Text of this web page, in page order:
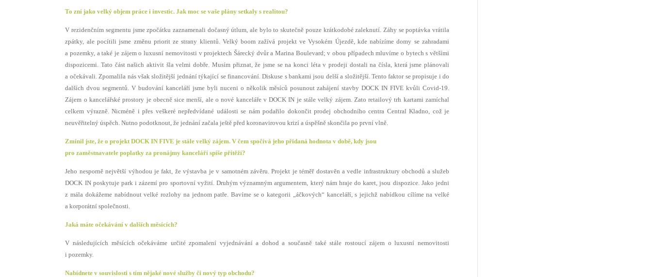
To zní jako velký objem práce i investic. Jak moc se vaše plány setkaly s realitou?
V rezidenčním segmentu jsme zpočátku zaznamenali dočasný útlum, ale bylo to skutečně pouze krátkodobé zaleknutí. Záhy se poptávka vrátila
zpátky, ale pocítili jsme změnu priorit ze strany klientů. Velký boom zažívá projekt ve Vysokém Újezdě, kde nabízíme domy se zahradami
a pozemky, a také je zájem o luxusní nemovitosti v projektech Šárecký dvůr a Marina Boulevard; v obou případech mluvíme o bytech s většími
dispozicemi. Tato část našich aktivit šla velmi dobře. Musím přiznat, že jsme se na konci léta v prodeji dostali na čísla, která jsme plánovali
a očekávali. Zpomalila nás však složitější jednání týkající se financování. Diskuse s bankami jsou delší a složitější. Tento faktor se propisuje i do
dalších dvou segmentů. V budování kanceláří jsme byli nuceni o několik měsíců posunout zahájení stavby DOCK IN FIVE kvůli Covid-19.
Zájem o kancelářské prostory je obecně sice menší, ale o nové kanceláře v DOCK IN je stále velký zájem. Zato retailový trh kartami zamíchal
celkem výrazně. Nicméně i přes veškeré nepředvídané události se nám podařilo dokončit prodej obchodního centra Central Kladno, což je
neuvěřitelný úspěch. Nutno podotknout, že jednání začala ještě před koronavirovou krizí a úspěšně skončila po první vlně.
Zmínil jste, že o projekt DOCK IN FIVE je stále velký zájem. V čem spočívá jeho přidaná hodnota v době, kdy jsou
pro zaměstnavatele poplatky za pronájmy kanceláří spíše přítěží?
Jeho nesporně největší výhodou je fakt, že výstavba je v samotném závěru. Projekt je téměř dostavěn a vedle infrastruktury obchodů a služeb
DOCK IN poskytuje park i zázemí pro sportovní vyžití. Druhým významným argumentem, který nám hraje do karet, jsou dispozice. Jako jedni
z mála dokážeme nabídnout velké rozlohy na jednom patře. Bavíme se o kategorii „áčkových“ kanceláří, s jejichž nabídkou cílíme na velké
a korporátní společnosti.
Jaká máte očekávání v dalších měsících?
V následujících měsících očekáváme určité zpomalení vyjednávání a dohod a současně také stále rostoucí zájem o luxusní nemovitosti
i pozemky.
Nabídnete v souvislosti s tím nějaké nové služby či nový typ obchodu?